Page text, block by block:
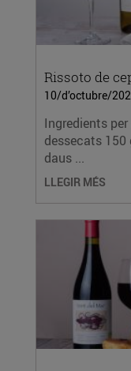
Rissoto de
10/d’octubre/
Ingredients
dessecats
daus ...
LLEGIR MÉS